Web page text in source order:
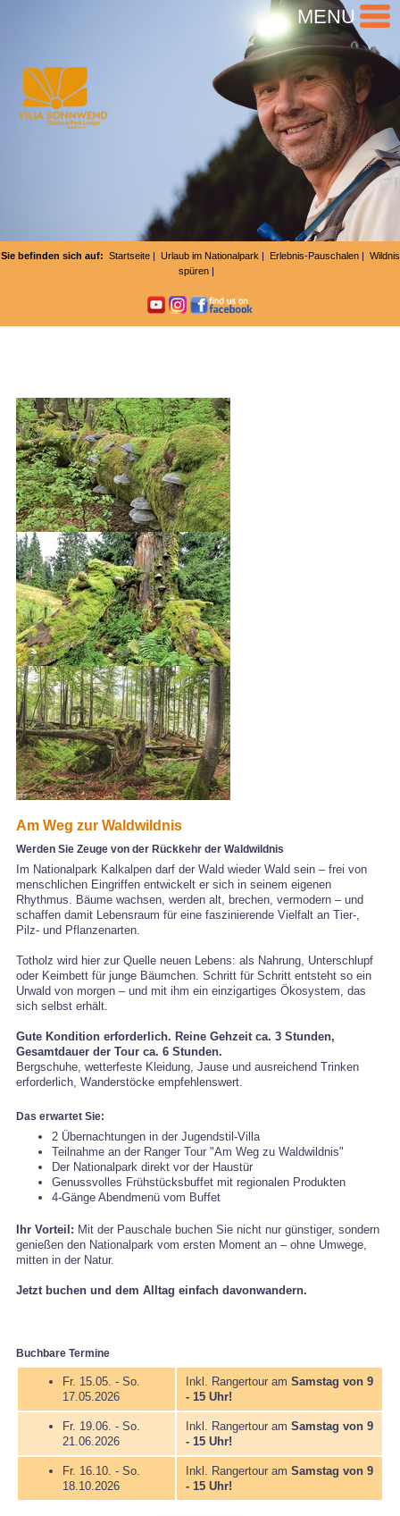
MENU
Sie befinden sich auf: Startseite| Urlaub im Nationalpark | Erlebnis-Pauschalen| Wildnis
spüren|
Am Weg zur Waldwildnis
Werden Sie Zeuge von der Rückkehr der Waldwildnis
Im Nationalpark Kalkalpen darf der Wald wieder Wald sein – frei von
menschlichen Eingriffen entwickelt er sich in seinem eigenen
Rhythmus. Bäume wachsen, werden alt, brechen, vermodern – und
schaffen damit Lebensraum für eine faszinierende Vielfalt an Tier-,
Pilz- und Pflanzenarten.
Totholz wird hier zur Quelle neuen Lebens: als Nahrung, Unterschlupf
oder Keimbett für junge Bäumchen. Schritt für Schritt entsteht so ein
Urwald von morgen – und mit ihm ein einzigartiges Ökosystem, das
sich selbst erhält.
Gute Kondition erforderlich. Reine Gehzeit ca. 3 Stunden,
Gesamtdauer der Tour ca. 6 Stunden.
Bergschuhe, wetterfeste Kleidung, Jause und ausreichend Trinken
erforderlich, Wanderstöcke empfehlenswert.
Das erwartet Sie:
2 Übernachtungen in der Jugendstil-Villa
Teilnahme an der Ranger Tour "Am Weg zu Waldwildnis"
Der Nationalpark direkt vor der Haustür
Genussvolles Frühstücksbuffet mit regionalen Produkten
4-Gänge Abendmenü vom Buffet
Ihr Vorteil: Mit der Pauschale buchen Sie nicht nur günstiger, sondern
genießen den Nationalpark vom ersten Moment an – ohne Umwege,
mitten in der Natur.
Jetzt buchen und dem Alltag einfach davonwandern.
Buchbare Termine
Fr. 15.05. - So.
17.05.2026
Inkl. Rangertour am Samstag von 9
- 15 Uhr!
Fr. 19.06. - So.
21.06.2026
Inkl. Rangertour am Samstag von 9
- 15 Uhr!
Fr. 16.10. - So.
18.10.2026
Inkl. Rangertour am Samstag von 9
- 15 Uhr!